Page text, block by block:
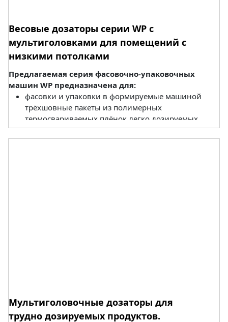
Весовые дозаторы серии WP с
мультиголовками для помещений с
низкими потолками
Предлагаемая серия фасовочно-упаковочных
машин WP предназначена для:
фасовки и упаковки в формируемые машиной
трёхшовные пакеты из полимерных
термосвариваемых плёнок легко дозируемых
либо замороженных гранулированных и
мелкоштучных (мах длина 70 мм) продуктов;
Мультиголовочные дозаторы для
трудно дозируемых продуктов.